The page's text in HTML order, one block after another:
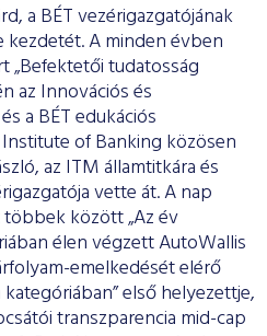
a BÉT vezérigazgatójának
A minden évben
tudatosság
az Innovációs és
a BÉT edukációs
of Banking közösen
az ITM államtitkára és
vette át. A nap
között „Az év
élen végzett AutoWallis
emelkedését elérő
első helyezettje,
transzparencia mid-cap